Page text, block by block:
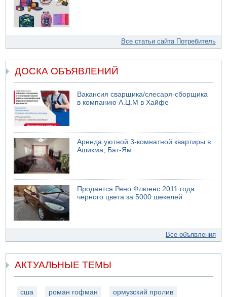
Все статьи сайта Потребитель
ДОСКА ОБЪЯВЛЕНИЙ
Вакансия сварщика/слесаря-сборщика
в компанию А.Ц.М в Хайфе
Аренда уютной 3-комнатной квартиры в
Ашикма, Бат-Ям
Продается Рено Флюенс 2011 года
черного цвета за 5000 шекелей
Все объявления
АКТУАЛЬНЫЕ ТЕМЫ
сша роман гофман ормузский пролив